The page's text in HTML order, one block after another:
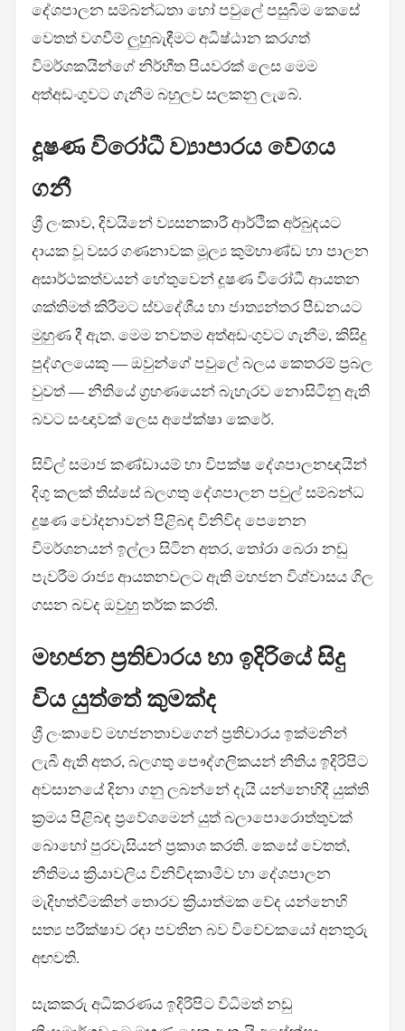
දේශපාලන සම්බන්ධතා හෝ පවුලේ පසුබිම කෙසේ
වෙතත් වගවීම් ලුහුබැඳීමට අධිෂ්ඨාන කරගත්
විමර්ශකයින්ගේ නිර්භීත පියවරක් ලෙස මෙම
අත්අඩංගුවට ගැනීම බහුලව සලකනු ලැබේ.
දූෂණ විරෝධී ව්‍යාපාරය වේගය
ගනී
ශ්‍රී ලංකාව, දිවයිනේ ව්‍යසනකාරී ආර්ථික අර්බුදයට
දායක වූ වසර ගණනාවක මූල්‍ය කුම්භාණ්ඩ හා පාලන
අසාර්ථකත්වයන් හේතුවෙන් දූෂණ විරෝධී ආයතන
ශක්තිමත් කිරීමට ස්වදේශීය හා ජාත්‍යන්තර පීඩනයට
මුහුණ දී ඇත. මෙම නවතම අත්අඩංගුවට ගැනීම, කිසිදු
පුද්ගලයෙකු — ඔවුන්ගේ පවුලේ බලය කෙතරම් ප්‍රබල
වුවත් — නීතියේ ග්‍රහණයෙන් බැහැරව නොසිටිනු ඇති
බවට සංඥාවක් ලෙස අපේක්ෂා කෙරේ.
සිවිල් සමාජ කණ්ඩායම් හා විපක්ෂ දේශපාලනඥයින්
දිගු කලක් තිස්සේ බලගතු දේශපාලන පවුල් සම්බන්ධ
දූෂණ චෝදනාවන් පිළිබඳ විනිවිද පෙනෙන
විමර්ශනයන් ඉල්ලා සිටින අතර, තෝරා බෙරා නඩු
පැවරීම රාජ්‍ය ආයතනවලට ඇති මහජන විශ්වාසය ගිල
ගසන බවද ඔවුහු තර්ක කරති.
මහජන ප්‍රතිචාරය හා ඉදිරියේ සිදු
විය යුත්තේ කුමක්ද
ශ්‍රී ලංකාවේ මහජනතාවගෙන් ප්‍රතිචාරය ඉක්මනින්
ලැබී ඇති අතර, බලගතු පෞද්ගලිකයන් නීතිය ඉදිරිපිට
අවසානයේ දිනා ගනු ලබන්නේ දැයි යන්නෙහිදී යුක්ති
ක්‍රමය පිළිබඳ ප්‍රවේශමෙන් යුත් බලාපොරොත්තුවක්
බොහෝ පුරවැසියන් ප්‍රකාශ කරති. කෙසේ වෙතත්,
නීතිමය ක්‍රියාවලිය විනිවිදකාමීව හා දේශපාලන
මැදිහත්වීමකින් තොරව ක්‍රියාත්මක වේද යන්නෙහි
සත්‍ය පරීක්ෂාව රඳා පවතින බව විවේචකයෝ අනතුරු
අඟවති.
සැකකරු අධිකරණය ඉදිරිපිට විධිමත් නඩු